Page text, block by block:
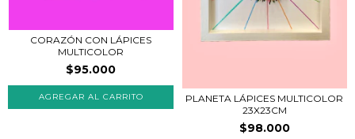
CORAZÓN CON LÁPICES
MULTICOLOR
$95.000
PLANETA LÁPICES MULTICOLOR
23X23CM
$98.000